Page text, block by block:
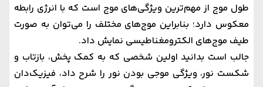
طول موج از مهم‌ترین ویژگی‌های موج است که با انرژی رابطه
معکوس دارد؛ بنابراین موج‌های مختلف را می‌توان به صورت
طیف موج‌های الکترومغناطیسی نمایش داد.
جالب است بدانید اولین شخصی که به کمک پخش، بازتاب و
شکست نور، ویژگی موجی بودن نور را شرح داد، فیزیک‌دان